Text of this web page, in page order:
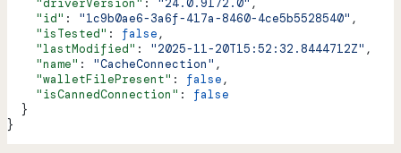
    "driverVersion"
: "24.0.9172.0" ,
    "id"
: "1c9b0ae6-3a6f-417a-8460-4ce5b5528540" ,
    "isTested"
: false,
    "lastModified"
: "2025-11-20T15:52:32.8444712Z" ,
    "name"
: "CacheConnection" ,
    "walletFilePresent"
: false,
    "isCannedConnection"
: false
  }
}